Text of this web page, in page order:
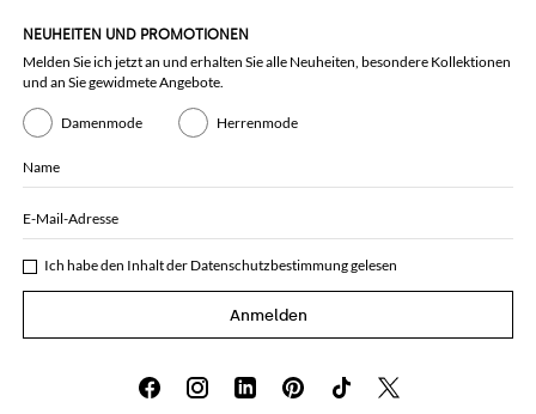
NEUHEITEN UND PROMOTIONEN
Melden Sie ich jetzt an und erhalten Sie alle Neuheiten, besondere Kollektionen
und an Sie gewidmete Angebote.
Damenmode Herrenmode
Name
E-Mail-Adresse
Ich habe den Inhalt der Datenschutzbestimmunggelesen
Anmelden